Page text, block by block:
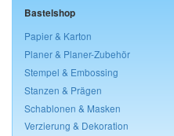
Bastelshop
Papier & Karton
Planer & Planer-Zubehör
Stempel & Embossing
Stanzen & Prägen
Schablonen & Masken
Verzierung & Dekoration